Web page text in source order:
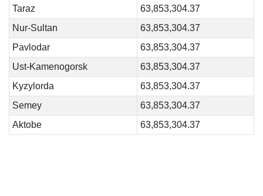
Taraz
63,853,304.37
Nur-Sultan
63,853,304.37
Pavlodar
63,853,304.37
Ust-Kamenogorsk
63,853,304.37
Kyzylorda
63,853,304.37
Semey
63,853,304.37
Aktobe
63,853,304.37